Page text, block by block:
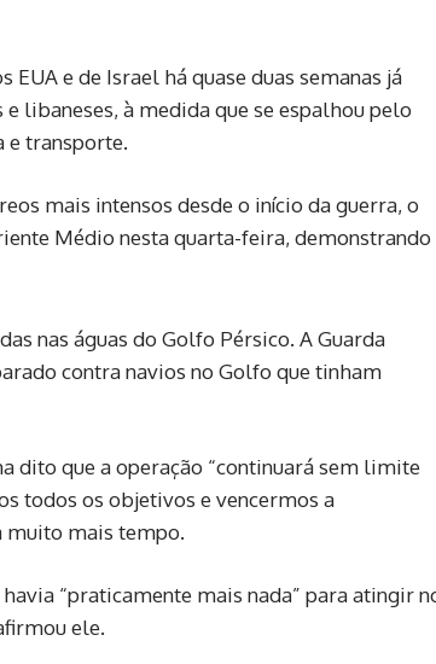
EUA e de Israel há quase duas semanas já
libaneses, à medida que se espalhou pelo
e transporte.
mais intensos desde o início da guerra, o
Médio nesta quarta-feira, demonstrando
nas águas do Golfo Pérsico. A Guarda
contra navios no Golfo que tinham
dito que a operação “continuará sem limite
todos os objetivos e vencermos a
muito mais tempo.
“praticamente mais nada” para atingir
ele.